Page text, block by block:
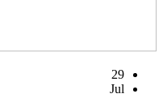
29
Jul